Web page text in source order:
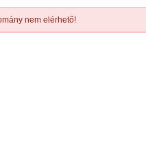
nem elérhető!